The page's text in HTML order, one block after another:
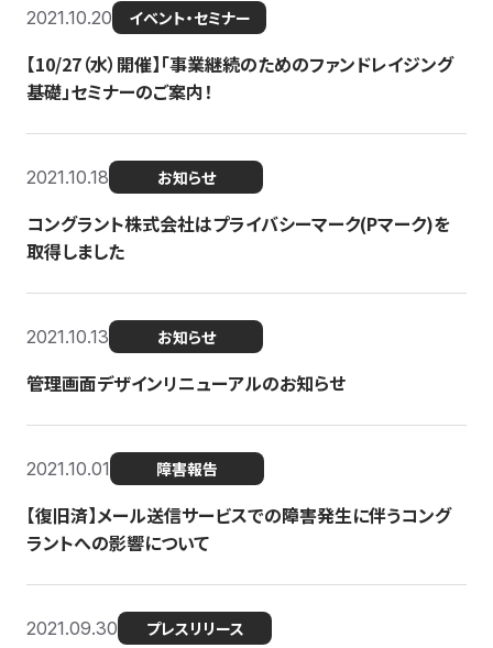
2021.10.20 イベント・セミナー
【10/27（水）開催】「事業継続のためのファンドレイジング
基礎」セミナーのご案内！
2021.10.18 お知らせ
コングラント株式会社はプライバシーマーク(Pマーク)を
取得しました
2021.10.13 お知らせ
管理画面デザインリニューアルのお知らせ
2021.10.01 障害報告
【復旧済】メール送信サービスでの障害発生に伴うコング
ラントへの影響について
2021.09.30 プレスリリース